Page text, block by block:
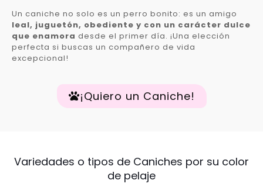
Un caniche no solo es un perro bonito: es un amigo
leal, juguetón, obediente y con un carácter dulce
que enamora desde el primer día. ¡Una elección
perfecta si buscas un compañero de vida
excepcional!
¡Quiero un Caniche!
Variedades o tipos de Caniches por su color
de pelaje